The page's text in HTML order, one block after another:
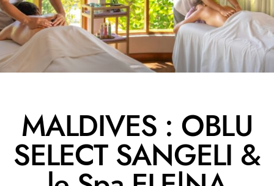
MALDIVES : OBLU
SELECT SANGELI &